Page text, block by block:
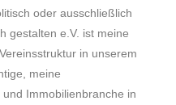
oder ausschließlich
gestalten e.V. ist meine
in unserem
meine
Immobilienbranche in